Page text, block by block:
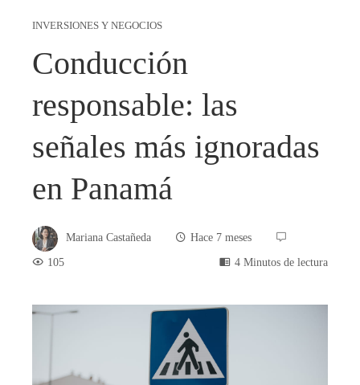
INVERSIONES Y NEGOCIOS
Conducción
responsable: las
señales más ignoradas
en Panamá
Mariana Castañeda
Hace 7 meses
105
4 Minutos de lectura